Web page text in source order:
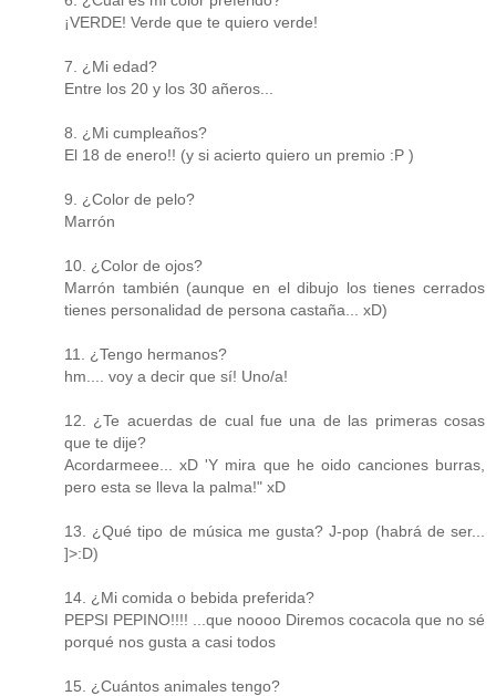
¡VERDE! Verde que te quiero verde!
7. ¿Mi edad?
Entre los 20 y los 30 añeros...
8. ¿Mi cumpleaños?
El 18 de enero!! (y si acierto quiero un premio :P )
9. ¿Color de pelo?
Marrón
10. ¿Color de ojos?
Marrón también (aunque en el dibujo los tienes cerrados
tienes personalidad de persona castaña... xD)
11. ¿Tengo hermanos?
hm.... voy a decir que sí! Uno/a!
12. ¿Te acuerdas de cual fue una de las primeras cosas
que te dije?
Acordarmeee... xD 'Y mira que he oido canciones burras,
pero esta se lleva la palma!" xD
13. ¿Qué tipo de música me gusta? J-pop (habrá de ser...
]>:D)
14. ¿Mi comida o bebida preferida?
PEPSI PEPINO!!!! ...que noooo Diremos cocacola que no sé
porqué nos gusta a casi todos
15. ¿Cuántos animales tengo?